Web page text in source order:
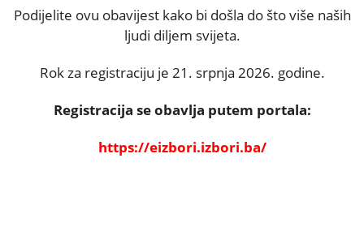
Podijelite ovu obavijest kako bi došla do što više naših
ljudi diljem svijeta.
Rok za registraciju je 21. srpnja 2026. godine.
Registracija se obavlja putem portala:
https://eizbori.izbori.ba/